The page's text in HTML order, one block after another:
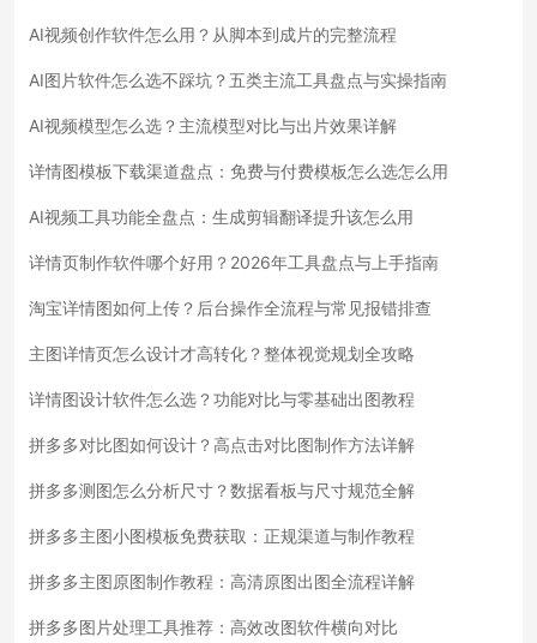
AI视频创作软件怎么用？从脚本到成片的完整流程
AI图片软件怎么选不踩坑？五类主流工具盘点与实操指南
AI视频模型怎么选？主流模型对比与出片效果详解
详情图模板下载渠道盘点：免费与付费模板怎么选怎么用
AI视频工具功能全盘点：生成剪辑翻译提升该怎么用
详情页制作软件哪个好用？2026年工具盘点与上手指南
淘宝详情图如何上传？后台操作全流程与常见报错排查
主图详情页怎么设计才高转化？整体视觉规划全攻略
详情图设计软件怎么选？功能对比与零基础出图教程
拼多多对比图如何设计？高点击对比图制作方法详解
拼多多测图怎么分析尺寸？数据看板与尺寸规范全解
拼多多主图小图模板免费获取：正规渠道与制作教程
拼多多主图原图制作教程：高清原图出图全流程详解
拼多多图片处理工具推荐：高效改图软件横向对比